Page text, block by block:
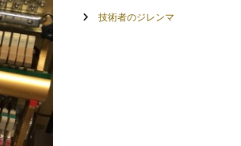
技術者のジレンマ